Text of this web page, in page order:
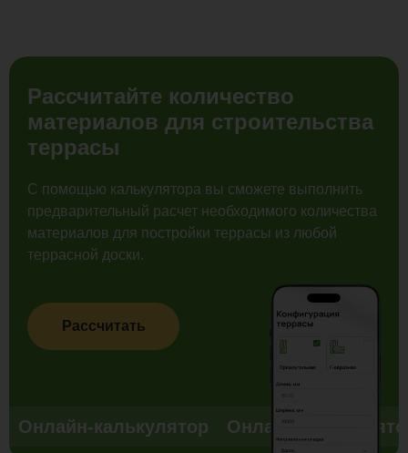
Рассчитайте количество
материалов для строительства
террасы
С помощью калькулятора вы сможете выполнить
предварительный расчет необходимого количества
материалов для постройки террасы из любой
террасной доски.
Рассчитать
Онлайн-калькулятор Онлайн-